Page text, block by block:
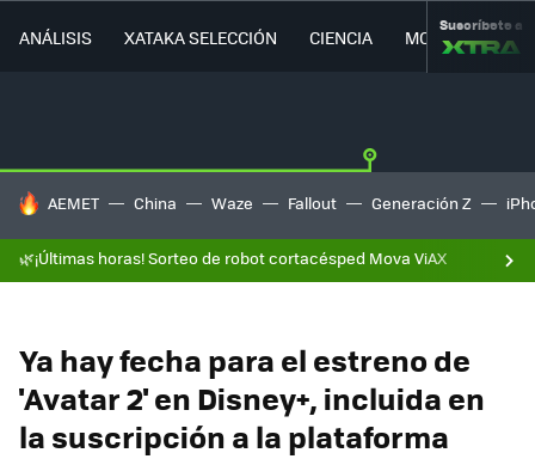
ANÁLISIS XATAKA SELECCIÓN CIENCIA MOVILIDAD
Suscríbete a
HOY SE HABLA DE
AEMET China Waze Fallout Generación Z
🌿¡Últimas horas! Sorteo de robot cortacésped Mova ViAX
Ya hay fecha para el estreno de
'Avatar 2' en Disney+, incluida en
la suscripción a la plataforma